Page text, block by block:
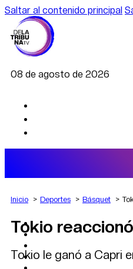
Saltar al contenido principal
08 de agosto de 2026
AGRO
DEPORTES
POLÍTICA
Inicio Deportes Básquet
Tokio
Tokio le ganó a Capri